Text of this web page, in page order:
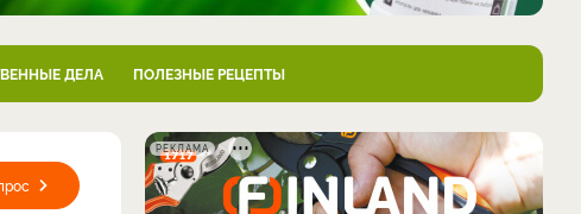
ДЕЛА ПОЛЕЗНЫЕ РЕЦЕПТЫ
РЕКЛАМА